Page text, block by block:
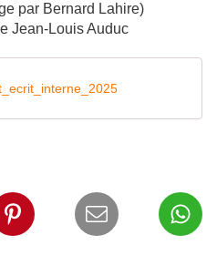
par Bernard Lahire)
Jean-Louis Auduc